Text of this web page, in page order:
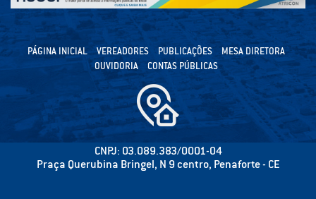
PÁGINA INICIAL VEREADORES PUBLICAÇÕES
MESA DIRETORA
OUVIDORIA
CONTAS PÚBLICAS
CNPJ: 03.089.383/0001-04
Praça Querubina Bringel, N 9 centro, Penaforte - CE